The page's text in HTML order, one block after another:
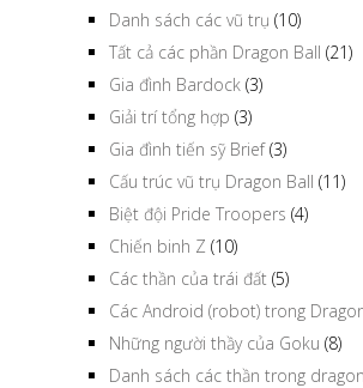
Danh sách các vũ trụ (10)
Tất cả các phần Dragon Ball (21)
Gia đình Bardock (3)
Giải trí tổng hợp (3)
Gia đình tiến sỹ Brief(3)
Cấu trúc vũ trụ Dragon Ball (11)
Biệt đội Pride Troopers (4)
Chiến binh Z (10)
Các thần của trái đất (5)
Các Android (robot) trong
Những người thầy của Goku (8)
Danh sách các thần trong